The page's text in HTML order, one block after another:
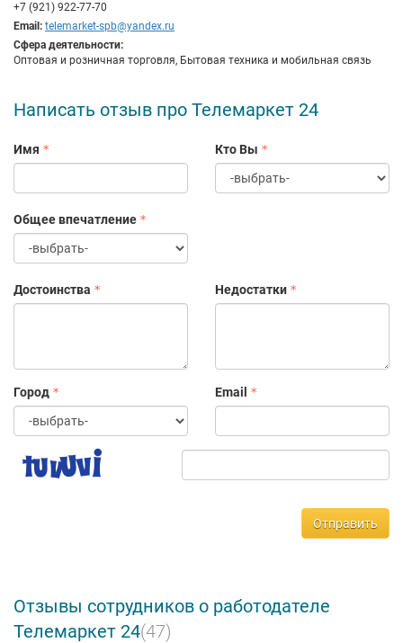
+7 (921) 922-77-70
Email: telemarket-spb@yandex.ru
Сфера деятельности:
Оптовая и розничная торговля, Бытовая техника и мобильная связь
Написать отзыв про Телемаркет 24
Имя Кто Вы
Общее впечатление
Достоинства Недостатки
Город Email
Отправить
Отзывы сотрудников о работодателе
Телемаркет 24(47)